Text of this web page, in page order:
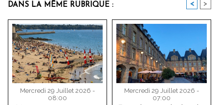
DANS LA MÊME RUBRIQUE : < >
Mercredi 29 Juillet 2026 -
08:00
Mercredi 29 Juillet 2026 -
07:00